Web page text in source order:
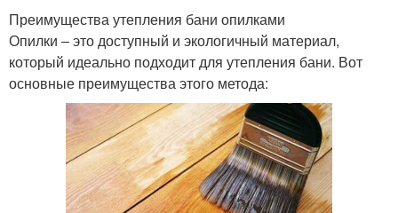
Преимущества утепления бани опилками
Опилки – это доступный и экологичный материал,
который идеально подходит для утепления бани. Вот
основные преимущества этого метода: